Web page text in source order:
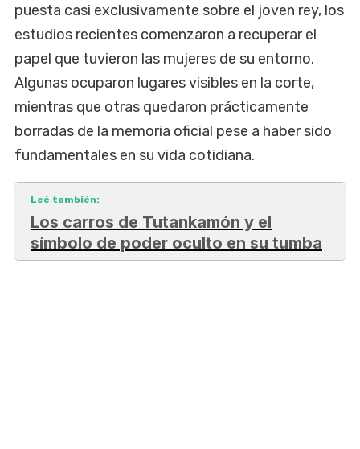
puesta casi exclusivamente sobre el joven rey, los
estudios recientes comenzaron a recuperar el
papel que tuvieron las mujeres de su entorno.
Algunas ocuparon lugares visibles en la corte,
mientras que otras quedaron prácticamente
borradas de la memoria oficial pese a haber sido
fundamentales en su vida cotidiana.
Leé también:
Los carros de Tutankamón y el
símbolo de poder oculto en su tumba